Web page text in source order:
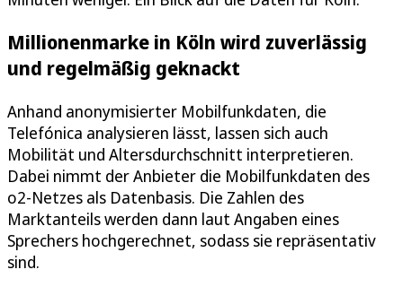
Millionenmarke in Köln wird zuverlässig
und regelmäßig geknackt
Anhand anonymisierter Mobilfunkdaten, die
Telefónica analysieren lässt, lassen sich auch
Mobilität und Altersdurchschnitt interpretieren.
Dabei nimmt der Anbieter die Mobilfunkdaten des
o2-Netzes als Datenbasis. Die Zahlen des
Marktanteils werden dann laut Angaben eines
Sprechers hochgerechnet, sodass sie repräsentativ
sind.